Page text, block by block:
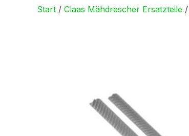
Start / Claas Mähdrescher Ersatzteile /